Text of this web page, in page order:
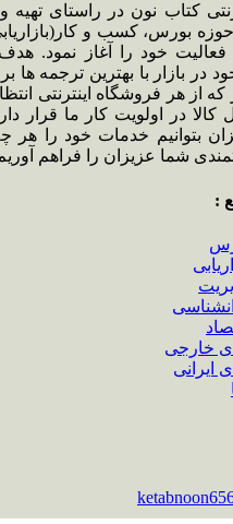
کتاب نون در راستای تهیه
بورس، کسب و
خود را آغاز نمود.
در بازار با بهترین ترجمه ها
که از هر فروشگاه اینترنتی
در اولویت کار ما قرار
بتوانیم خدمات خود را هر
شما عزیزان را فراهم
:
خارجی
ایرانی